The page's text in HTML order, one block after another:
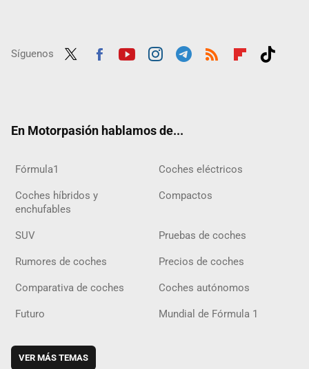
Síguenos
En Motorpasión hablamos de...
Fórmula1 Coches eléctricos
Coches híbridos y
enchufables
Compactos
SUV Pruebas de coches
Rumores de coches Precios de coches
Comparativa de coches Coches autónomos
Futuro Mundial de Fórmula 1
VER MÁS TEMAS